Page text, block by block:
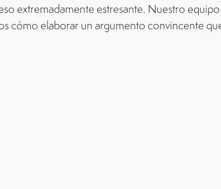
extremadamente estresante. Nuestro
cómo elaborar un argumento convincente